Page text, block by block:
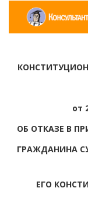
от
ОБ ОТКАЗЕ В
ГРАЖДАНИНА
ЕГО